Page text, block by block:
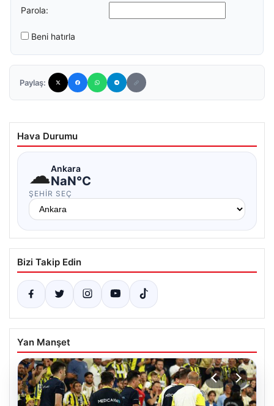
Parola:
Beni hatırla
Paylaş:
Hava Durumu
☁Ankara
NaN°C
ŞEHIR SEÇ
Bizi Takip Edin
Yan Manşet